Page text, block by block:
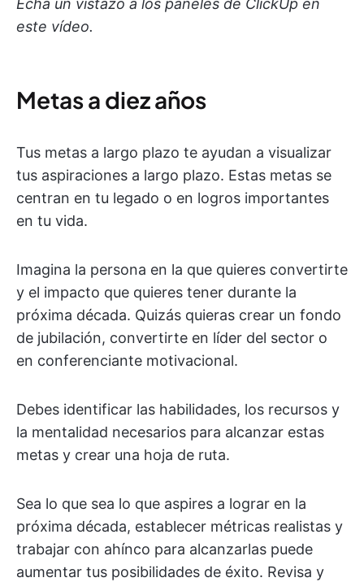
Echa un vistazo a los paneles de ClickUp en
este vídeo.
Metas a diez años
Tus metas a largo plazo te ayudan a visualizar
tus aspiraciones a largo plazo. Estas metas se
centran en tu legado o en logros importantes
en tu vida.
Imagina la persona en la que quieres convertirte
y el impacto que quieres tener durante la
próxima década. Quizás quieras crear un fondo
de jubilación, convertirte en líder del sector o
en conferenciante motivacional.
Debes identificar las habilidades, los recursos y
la mentalidad necesarios para alcanzar estas
metas y crear una hoja de ruta.
Sea lo que sea lo que aspires a lograr en la
próxima década, establecer métricas realistas y
trabajar con ahínco para alcanzarlas puede
aumentar tus posibilidades de éxito. Revisa y